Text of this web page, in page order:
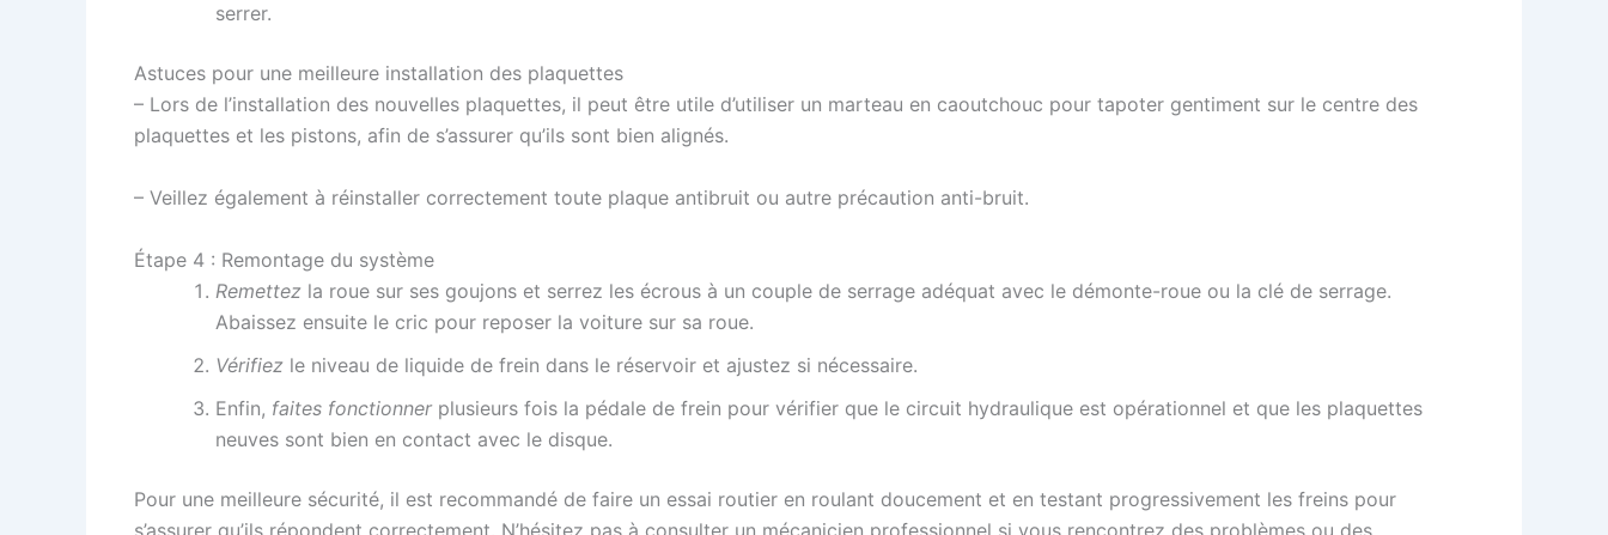
serrer.
Astuces pour une meilleure installation des plaquettes
– Lors de l’installation des nouvelles plaquettes, il peut être utile d’utiliser un marteau en caoutchouc pour tapoter gentiment sur le centre des
plaquettes et les pistons, afin de s’assurer qu’ils sont bien alignés.
– Veillez également à réinstaller correctement toute plaque antibruit ou autre précaution anti-bruit.
Étape 4 : Remontage du système
Remettez la roue sur ses goujons et serrez les écrous à un couple de serrage adéquat avec le démonte-roue ou la clé de serrage.
Abaissez ensuite le cric pour reposer la voiture sur sa roue.
Vérifiez le niveau de liquide de frein dans le réservoir et ajustez si nécessaire.
Enfin, faites fonctionnerplusieurs fois la pédale de frein pour vérifier que le circuit hydraulique est opérationnel et que les plaquettes
neuves sont bien en contact avec le disque.
Pour une meilleure sécurité, il est recommandé de faire un essai routier en roulant doucement et en testant progressivement les freins pour
s’assurer qu’ils répondent correctement. N’hésitez pas à consulter un mécanicien professionnel si vous rencontrez des problèmes ou des